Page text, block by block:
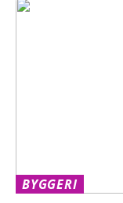
BYGGERI